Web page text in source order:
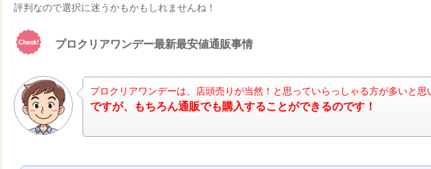
評判なので選択に迷うかもかもしれませんね！
プロクリアワンデー最新最安値通販事情
ナビ
プロクリアワンデーは、店頭売りが当然！と思っていらっしゃる方が多いと思
ですが、もちろん通販でも購入することができるのです！